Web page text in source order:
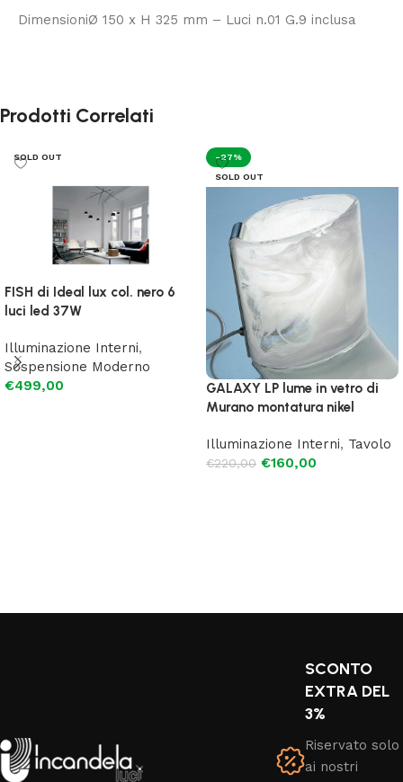
DimensioniØ 150 x H 325 mm – Luci n.01 G.9 inclusa
Prodotti Correlati
SOLD OUT
FISH di Ideal lux col. nero 6
luci led 37W
Illuminazione Interni,
Sospensione Moderno
€499,00
-27%
SOLD OUT
GALAXY LP lume in vetro di
Murano montatura nikel
Illuminazione Interni, Tavolo
€220,00 €160,00
SCONTO
EXTRA DEL
3%
Riservato solo
ai nostri